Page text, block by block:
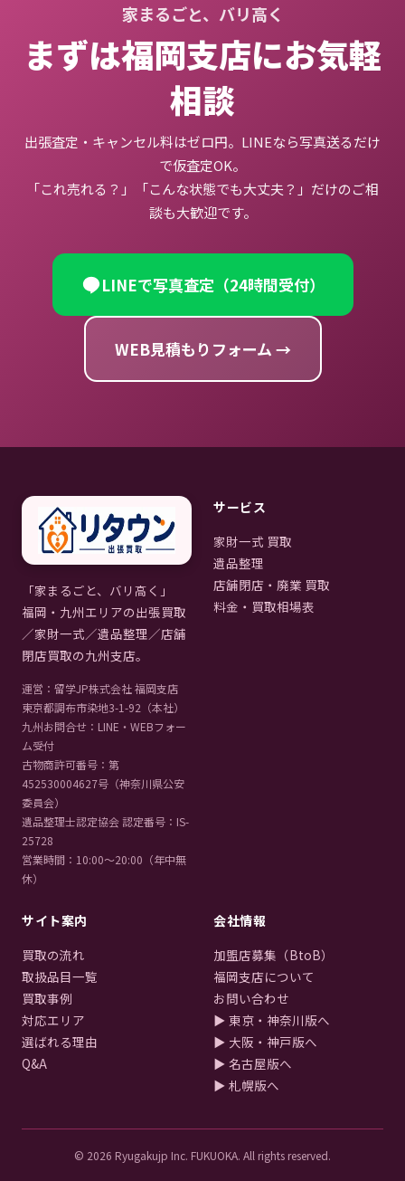
家まるごと、バリ高く
まずは福岡支店にお気軽
相談
出張査定・キャンセル料はゼロ円。LINEなら写真送るだけ
で仮査定OK。
「これ売れる？」「こんな状態でも大丈夫？」だけのご相
談も大歓迎です。
LINEで写真査定（24時間受付）
WEB見積もりフォーム →
「家まるごと、バリ高く」
福岡・九州エリアの出張買取
／家財一式／遺品整理／店舗
閉店買取の九州支店。
運営：留学JP株式会社 福岡支店
東京都調布市染地3-1-92（本社）
九州お問合せ：LINE・WEBフォー
ム受付
古物商許可番号：第
452530004627号（神奈川県公安
委員会）
遺品整理士認定協会 認定番号：IS-
25728
営業時間：10:00〜20:00（年中無
休）
サービス
家財一式 買取
遺品整理
店舗閉店・廃業 買取
料金・買取相場表
サイト案内
買取の流れ
取扱品目一覧
買取事例
対応エリア
選ばれる理由
Q&A
会社情報
加盟店募集（BtoB）
福岡支店について
お問い合わせ
▶ 東京・神奈川版へ
▶ 大阪・神戸版へ
▶ 名古屋版へ
▶ 札幌版へ
© 2026 Ryugakujp Inc. FUKUOKA. All rights reserved.